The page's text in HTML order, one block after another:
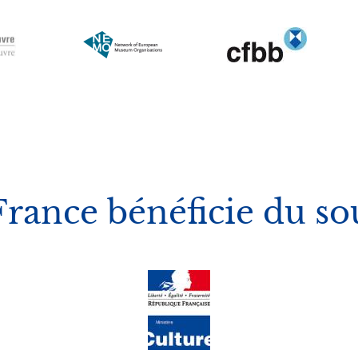
Image Image Image
bénéficie du